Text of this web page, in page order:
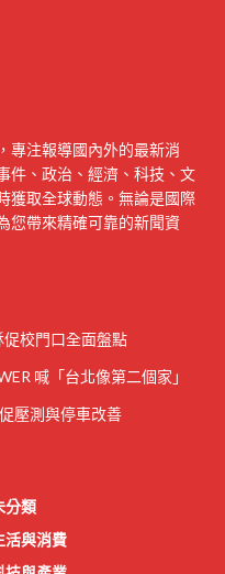
專注報導國內外的最新消
件、政治、經濟、科技、文
獲取全球動態。無論是國際
您帶來精確可靠的新聞資
校門口全面盤點
喊「台北像第二個家」
壓測與停車改善
分類
活與消費